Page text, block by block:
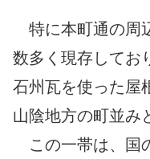
特に本町通の周
数多く現存してお
石州瓦を使った屋
山陰地方の町並み
この一帯は、国